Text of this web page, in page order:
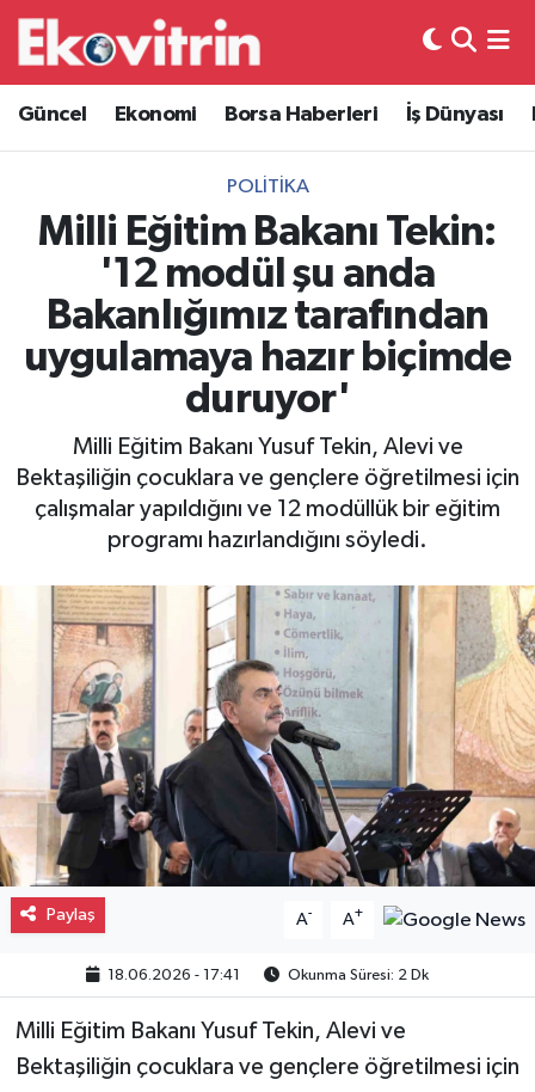
Güncel Ekonomi Borsa Haberleri İş Dünyası
POLITIKA
Milli Eğitim Bakanı Tekin:
'12 modül şu anda
Bakanlığımız tarafından
uygulamaya hazır biçimde
duruyor'
Milli Eğitim Bakanı Yusuf Tekin, Alevi ve
Bektaşiliğin çocuklara ve gençlere öğretilmesi için
çalışmalar yapıldığını ve 12 modüllük bir eğitim
programı hazırlandığını söyledi.
Paylaş A- A+
18.06.2026 - 17:41 Okunma Süresi: 2 Dk
Milli Eğitim Bakanı Yusuf Tekin, Alevi ve
Bektaşiliğin çocuklara ve gençlere öğretilmesi için
Güncel
Ekonomi
Borsa Haberleri
İş Dünyası
Lojistik
Asayiş
Magazin
Spor
Eğitim
Hava Durumu
Trafik Durumu
Süper Lig Puan Durumu ve Fikstür
Tüm Manşetler
Son Dakika Haberleri